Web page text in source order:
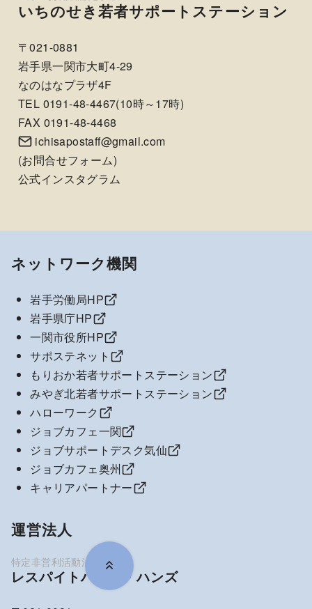
いちのせき若者サポートステーション
〒021-0881
岩手県一関市大町4-29
なのはなプラザ4F
TEL 0191-48-4467(10時～17時)
FAX 0191-48-4468
ichisapostaff@gmail.com
(お問合せフォーム)
公式インスタグラム
ネットワーク機関
岩手労働局HP
岩手県庁HP
一関市役所HP
サポステネット
もりおか若者サポートステーション
みやぎ北若者サポートステーション
ハローワーク
ジョブカフェ一関
ジョブサポートデスク気仙
ジョブカフェ奥州
キャリアパートナー
運営法人
レスパイトハウス・ハンズ